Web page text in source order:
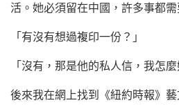
活。她必須留在中國，許多事都
「有沒有想過複印一份？」
「沒有，那是他的私人信，我怎麼
後來我在網上找到《紐約時報》